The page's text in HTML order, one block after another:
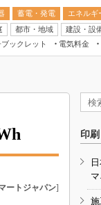
蓄電・発電 エネルギ
都市・地域
建設・設
ックレット 電気料金
電気料金ガイドブッ
BEMS
ートジャパン]
印